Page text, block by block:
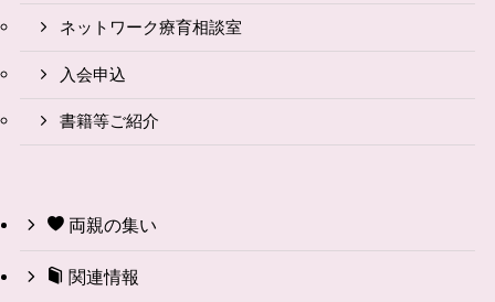
ネットワーク療育相談室
入会申込
書籍等ご紹介
両親の集い
関連情報